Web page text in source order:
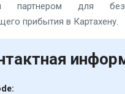
партнером для
прибытия в Картахену.